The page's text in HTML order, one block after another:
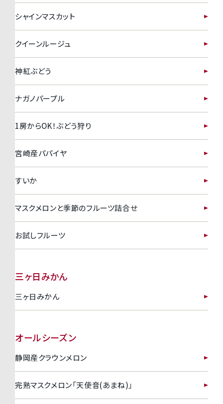
シャインマスカット
クイーンルージュ
神紅ぶどう
ナガノパープル
1房からOK！ぶどう狩り
宮崎産パパイヤ
すいか
マスクメロンと季節のフルーツ詰合せ
お試しフルーツ
三ヶ日みかん
三ヶ日みかん
オールシーズン
静岡産クラウンメロン
完熟マスクメロン「天使音(あまね)」